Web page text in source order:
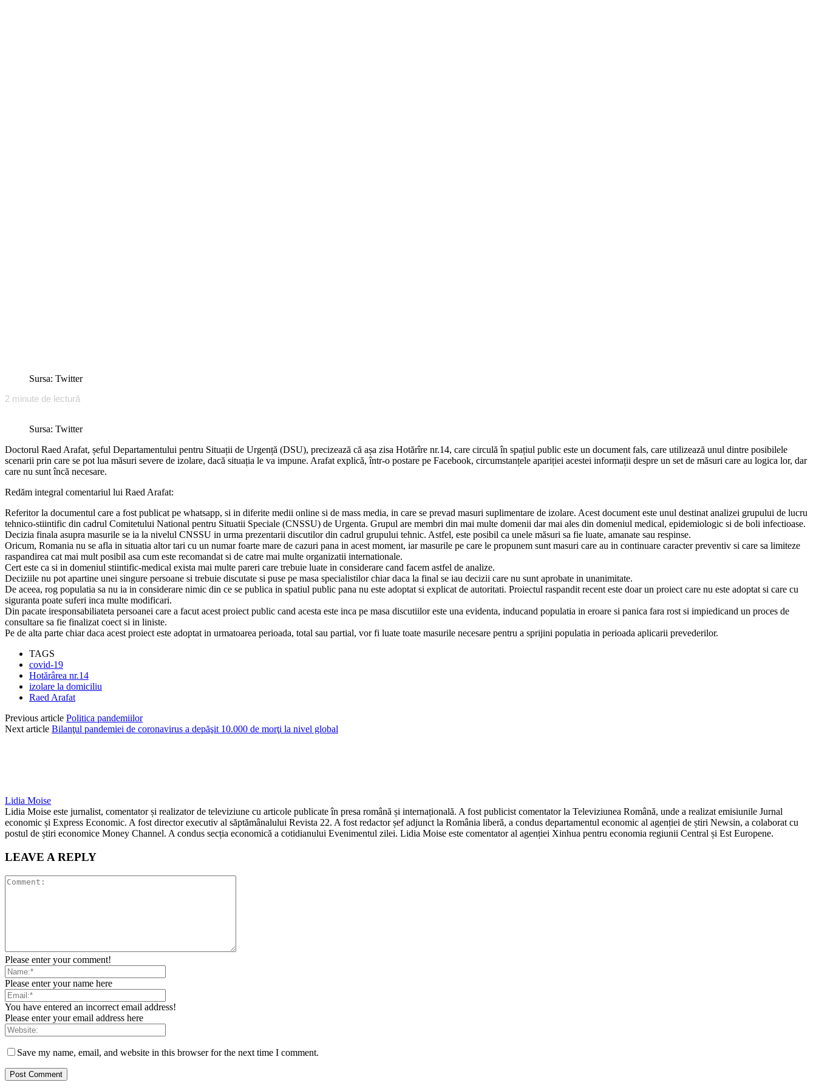
Sursa: Twitter
2 minute de lectură
Sursa: Twitter
Doctorul Raed Arafat, șeful Departamentului pentru Situații de Urgență (DSU), precizează că așa zisa Hotărîre nr.14, care circulă în spațiul public este un document fals, care utilizează unul dintre posibilele
scenarii prin care se pot lua măsuri severe de izolare, dacă situația le va impune. Arafat explică, într-o postare pe Facebook, circumstanțele apariției acestei informații despre un set de măsuri care au logica lor, dar
care nu sunt încă necesare.
Redăm integral comentariul lui Raed Arafat:
Referitor la documentul care a fost publicat pe whatsapp, si in diferite medii online si de mass media, in care se prevad masuri suplimentare de izolare. Acest document este unul destinat analizei grupului de lucru
tehnico-stiintific din cadrul Comitetului National pentru Situatii Speciale (CNSSU) de Urgenta. Grupul are membri din mai multe domenii dar mai ales din domeniul medical, epidemiologic si de boli infectioase.
Decizia finala asupra masurile se ia la nivelul CNSSU in urma prezentarii discutilor din cadrul grupului tehnic. Astfel, este posibil ca unele măsuri sa fie luate, amanate sau respinse.
Oricum, Romania nu se afla in situatia altor tari cu un numar foarte mare de cazuri pana in acest moment, iar masurile pe care le propunem sunt masuri care au in continuare caracter preventiv si care sa limiteze
raspandirea cat mai mult posibil asa cum este recomandat si de catre mai multe organizatii internationale.
Cert este ca si in domeniul stiintific-medical exista mai multe pareri care trebuie luate in considerare cand facem astfel de analize.
Deciziile nu pot apartine unei singure persoane si trebuie discutate si puse pe masa specialistilor chiar daca la final se iau decizii care nu sunt aprobate in unanimitate.
De aceea, rog populatia sa nu ia in considerare nimic din ce se publica in spatiul public pana nu este adoptat si explicat de autoritati. Proiectul raspandit recent este doar un proiect care nu este adoptat si care cu
siguranta poate suferi inca multe modificari.
Din pacate iresponsabiliateta persoanei care a facut acest proiect public cand acesta este inca pe masa discutiilor este una evidenta, inducand populatia in eroare si panica fara rost si impiedicand un proces de
consultare sa fie finalizat coect si in liniste.
Pe de alta parte chiar daca acest proiect este adoptat in urmatoarea perioada, total sau partial, vor fi luate toate masurile necesare pentru a sprijini populatia in perioada aplicarii prevederilor.
TAGS
covid-19
Hotărârea nr.14
izolare la domiciliu
Raed Arafat
Previous article Politica pandemiilor
Next article Bilanţul pandemiei de coronavirus a depăşit 10.000 de morţi la nivel global
Lidia Moise
Lidia Moise este jurnalist, comentator și realizator de televiziune cu articole publicate în presa română și internațională. A fost publicist comentator la Televiziunea Română, unde a realizat emisiunile Jurnal
economic și Express Economic. A fost director executiv al săptămânalului Revista 22. A fost redactor șef adjunct la România liberă, a condus departamentul economic al agenției de știri Newsin, a colaborat cu
postul de știri economice Money Channel. A condus secția economică a cotidianului Evenimentul zilei. Lidia Moise este comentator al agenției Xinhua pentru economia regiunii Central și Est Europene.
LEAVE A REPLY
Please enter your comment!
Please enter your name here
You have entered an incorrect email address!
Please enter your email address here
Save my name, email, and website in this browser for the next time I comment.